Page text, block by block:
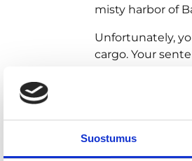
Suostumus
misty harbor of
Unfortunately,
cargo. Your